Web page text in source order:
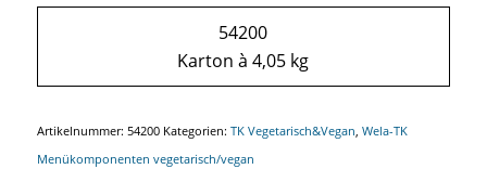
54200
Karton à 4,05 kg
Artikelnummer: 54200 Kategorien: TK Vegetarisch&Vegan Wela-TK
Menükomponenten vegetarisch/vegan